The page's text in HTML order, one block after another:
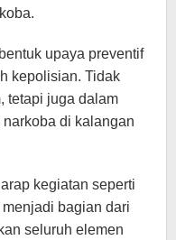
upaya preventif
kepolisian. Tidak
tetapi juga dalam
di kalangan
kegiatan seperti
bagian dari
seluruh elemen